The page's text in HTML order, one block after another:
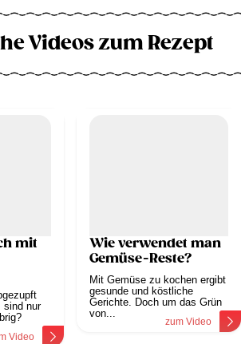
Videos zum Rezept
mit
sind nur
Video
Wie verwendet man
Gemüse-Reste?
Mit Gemüse zu kochen ergibt
gesunde und köstliche
Gerichte. Doch um das Grün
von...
zum Video